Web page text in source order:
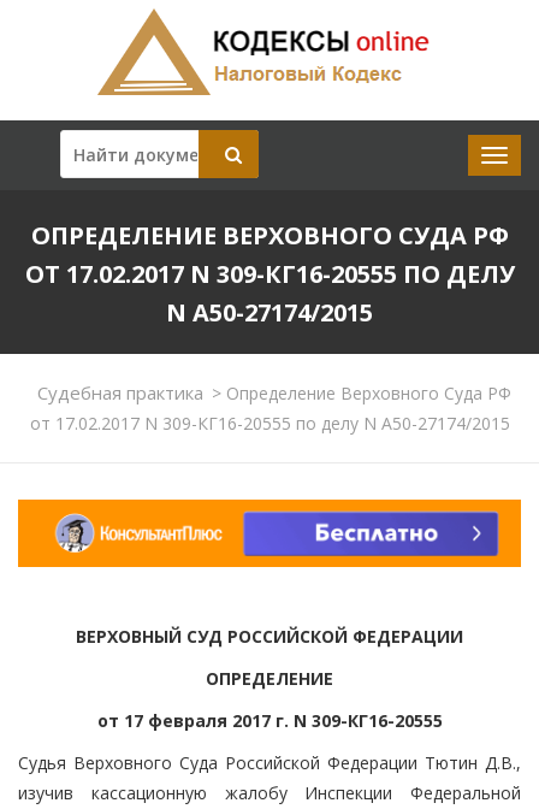
ОПРЕДЕЛЕНИЕ ВЕРХОВНОГО СУДА РФ
ОТ 17.02.2017 N 309-КГ16-20555 ПО ДЕЛУ
N А50-27174/2015
Судебная практика >Определение Верховного Суда РФ
от 17.02.2017 N 309-КГ16-20555 по делу N А50-27174/2015
ВЕРХОВНЫЙ СУД РОССИЙСКОЙ ФЕДЕРАЦИИ
ОПРЕДЕЛЕНИЕ
от 17 февраля 2017 г. N 309-КГ16-20555
Судья Верховного Суда Российской Федерации Тютин Д.В.,
изучив кассационную жалобу Инспекции Федеральной